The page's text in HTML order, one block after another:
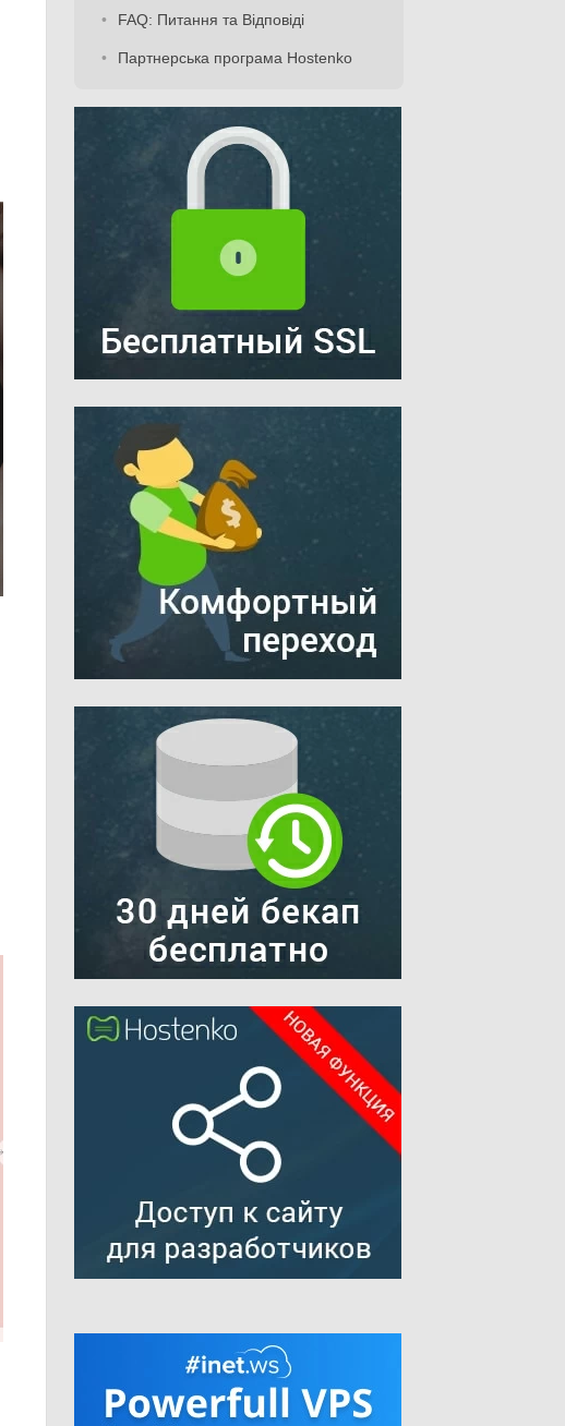
FAQ: Питання та Відповіді
Партнерська програма Hostenko